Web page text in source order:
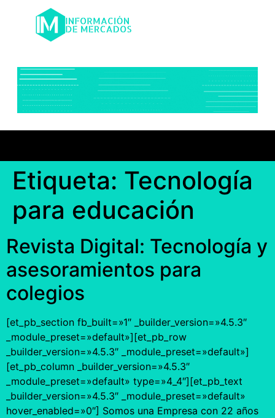
Etiqueta: Tecnología
para educación
Revista Digital: Tecnología y
asesoramientos para
colegios
[et_pb_section fb_built=»1″ _builder_version=»4.5.3″
_module_preset=»default»][et_pb_row
_builder_version=»4.5.3″ _module_preset=»default»]
[et_pb_column _builder_version=»4.5.3″
_module_preset=»default» type=»4_4″][et_pb_text
_builder_version=»4.5.3″ _module_preset=»default»
hover_enabled=»0″] Somos una Empresa con 22 años